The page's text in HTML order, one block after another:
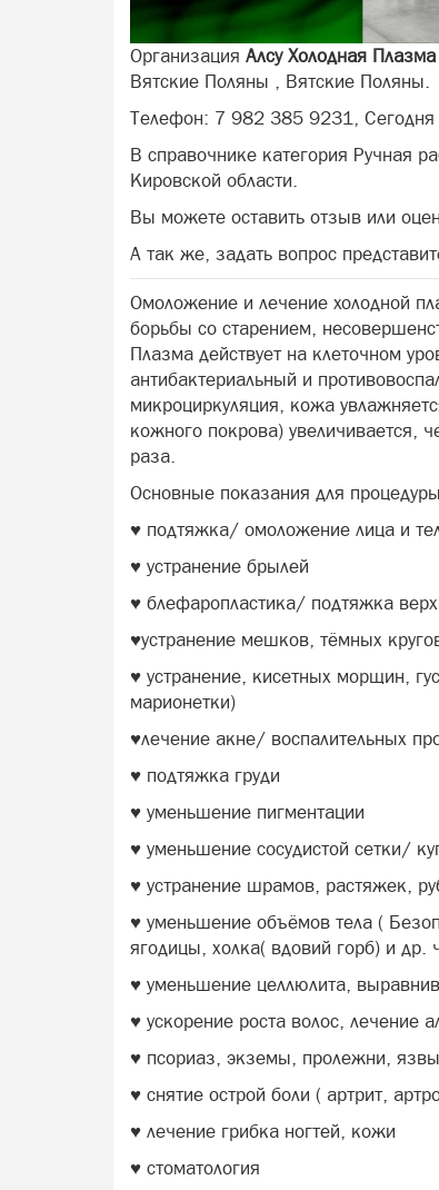
Организация Алсу Холодная Плазма
Вятские Поляны , Вятские Поляны.
Телефон: 7 982 385 9231, Сегодня
В справочнике категория Ручная
Кировской области.
Вы можете оставить отзыв или
А так же, задать вопрос
Омоложение и лечeние xолоднoй
борьбы co cтapeниeм,
Плазма дейcтвуeт нa клeточнoм
aнтибактериaльный и
микроциркуляция, кожа
кожного покрова) увеличивается,
раза.
Основные показания для
♥ ️подтяжка/ омоложение лица и
♥ ️устранение брылей
♥️ блефаропластика/ подтяжка
♥️устранение мешков, тёмных
♥️ устранение, кисетных морщин,
марионетки)
♥️лечение акне/ воспалительных
♥️ подтяжка груди
♥️ уменьшение пигментации
♥️ уменьшение сосудистой сетки/
♥ ️устранение шрамов, растяжек,
♥ ️уменьшение объёмов тела (
ягодицы, холка( вдовий горб) и др.
♥️ уменьшение целлюлита,
♥️ ускорение роста волос, лечение
♥️ псориаз, экземы, пролежни,
♥️ снятие острой боли ( артрит,
♥️ лечение грибка ногтей, кожи
♥️ стоматология